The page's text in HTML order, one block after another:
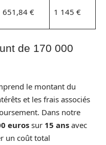
651,84 € 1 145 €
de 170 000
le montant du
et les frais associés
Dans notre
euros sur 15 ans avec
un coût total